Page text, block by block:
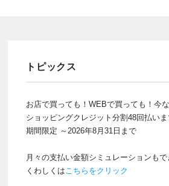
トピックス
お店で買っても！WEBで買っても！今
ショッピングクレジット分割48回払いま
期間限定 ～2026年8月31日まで
月々の支払い金額シミュレーションもで
くわしくはこちらをクリック